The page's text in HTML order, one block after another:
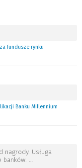
fundusze rynku
Banku Millennium
nagrody. Usługa
banków. …